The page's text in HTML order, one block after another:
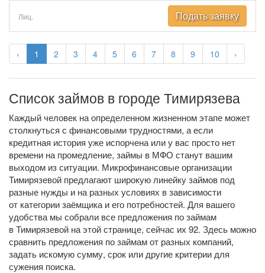
‹ 1 2 3 4 5 6 7 8 9 10 ›
Лиц. Подать заявку
Список займов в городе Тимирязева
Каждый человек на определенном жизненном этапе может
столкнуться с финансовыми трудностями, а если
кредитная история уже испорчена или у вас просто нет
времени на промедление, займы в МФО станут вашим
выходом из ситуации. Микрофинансовые организации
Тимирязевой предлагают широкую линейку займов под
разные нужды и на разных условиях в зависимости
от категории заёмщика и его потребностей. Для вашего
удобства мы собрали все предложения по займам
в Тимирязевой на этой странице, сейчас их 92. Здесь можно
сравнить предложения по займам от разных компаний,
задать искомую сумму, срок или другие критерии для
сужения поиска.